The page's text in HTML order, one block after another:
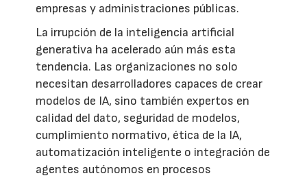
empresas y administraciones públicas.
La irrupción de la inteligencia artificial
generativa ha acelerado aún más esta
tendencia. Las organizaciones no solo
necesitan desarrolladores capaces de crear
modelos de IA, sino también expertos en
calidad del dato, seguridad de modelos,
cumplimiento normativo, ética de la IA,
automatización inteligente o integración de
agentes autónomos en procesos